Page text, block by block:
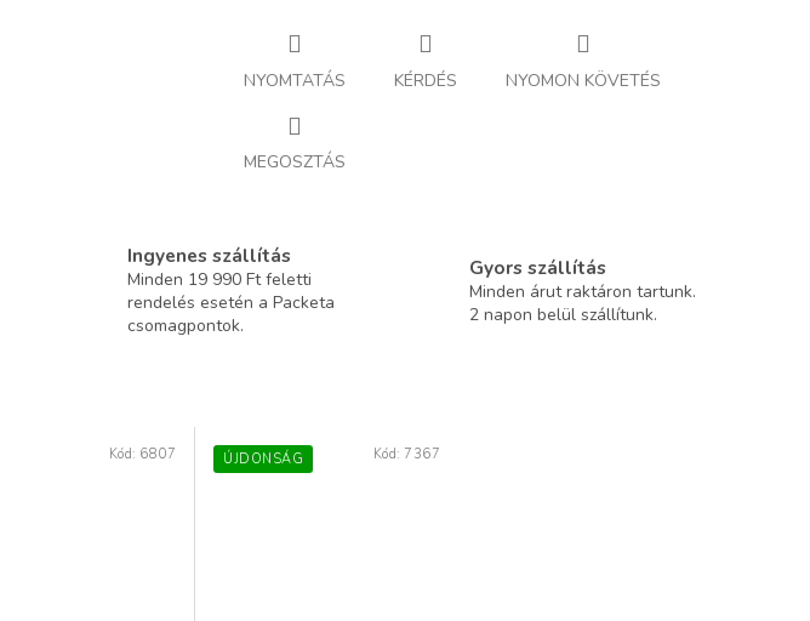
NYOMTATÁS KÉRDÉS NYOMON KÖVETÉS
MEGOSZTÁS
Ingyenes szállítás
Minden 19 990 Ft feletti
rendelés esetén a Packeta
csomagpontok.
Gyors szállítás
Minden árut raktáron tartunk.
2 napon belül szállítunk.
Kód: 6807 ÚJDONSÁG Kód: 7367